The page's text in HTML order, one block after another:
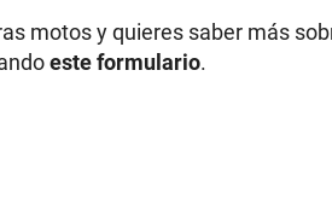
motos y quieres saber más
este formulario.